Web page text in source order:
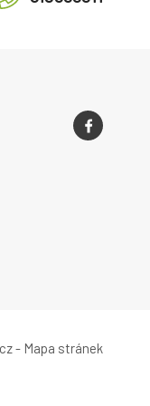
- Mapa stránek